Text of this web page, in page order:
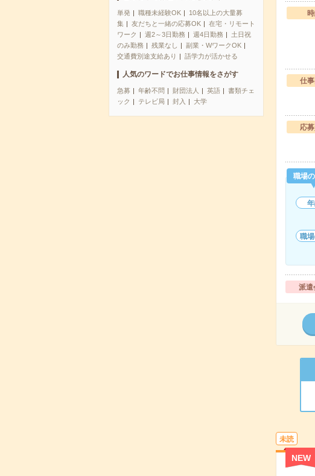
単発 職種未経験OK
10名以上の大量募
集
友だちと一緒の応募OK
在宅・リモート
ワーク
週2～3日勤務 週4日勤務
土日祝
のみ勤務
残業なし
副業・WワークOK
交通費別途支給あり
語学力が活かせる
人気のワードでお仕事情報をさがす
急募 年齢不問 財団法人 英語
書類チェ
ック
テレビ局 封入 大学
仕
応
職場
職
派遣
未読
NEW